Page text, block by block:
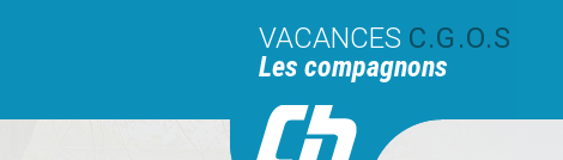
VACANCES C.G.O.S
Les compagnons